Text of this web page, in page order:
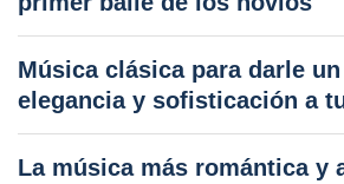
Música clásica para darle
elegancia y sofisticación a
La música más romántica y